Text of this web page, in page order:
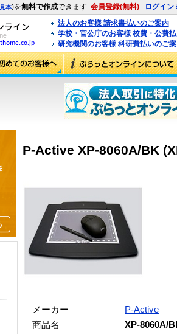
見本)を無料で作成できます 会員登録(無料) ログイン
法人のお客様 請求書払いのご案内
学校・官公庁のお客様 校費・公費
研究機関のお客様 科研費払いのご
P-Active XP-8060A/BK
メーカー
P-Active
商品名
XP-8060A/